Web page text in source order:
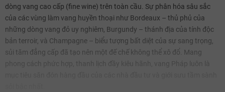
dòng vang cao cấp (fine wine) trên toàn cầu. Sự phân hóa sâu sắc
của các vùng làm vang huyền thoại như Bordeaux – thủ phủ của
những dòng vang đỏ uy nghiêm, Burgundy – thánh địa của tính độc
bản terroir, và Champagne – biểu tượng bất diệt của sự sang trọng,
sủi tăm đẳng cấp đã tạo nên một đế chế không thể xô đổ. Mang
phong cách phức hợp, thanh lịch đầy kiêu hãnh, vang Pháp luôn là